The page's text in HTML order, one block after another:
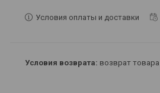
Условия оплаты и доставки
возврат товара